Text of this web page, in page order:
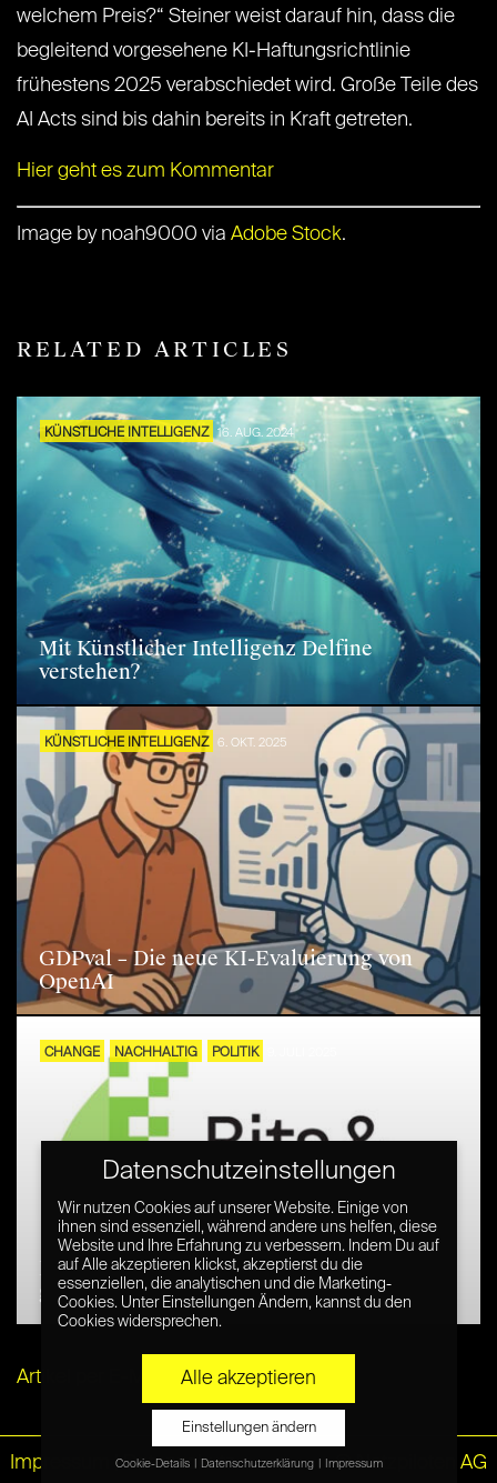
welchem Preis?“ Steiner weist darauf hin, dass die
begleitend vorgesehene KI-Haftungsrichtlinie
frühestens 2025 verabschiedet wird. Große Teile des
AI Acts sind bis dahin bereits in Kraft getreten.
Hier geht es zum Kommentar
Image by noah9000 via Adobe Stock.
RELATED ARTICLES
KÜNSTLICHE INTELLIGENZ 16. AUG. 2024
Mit Künstlicher Intelligenz Delfine
verstehen?
KÜNSTLICHE INTELLIGENZ 6. OKT. 2025
GDPval – Die neue KI-Evaluierung von
OpenAI
CHANGE NACHHALTIG POLITIK
Bits & Bäume: Gemeinsam zur sozial-
gerechten Digitalisierung
Artikel per E-Mail verschicken
Impressum |Datenschutz © Netzpiloten AG
Datenschutzeinstellungen
Wir nutzen Cookies auf unserer Website. Einige von
ihnen sind essenziell, während andere uns helfen, diese
Website und Ihre Erfahrung zu verbessern. Indem Du auf
auf Alle akzeptieren klickst, akzeptierst du die
essenziellen, die analytischen und die Marketing-
Cookies. Unter Einstellungen Ändern, kannst du den
Cookies widersprechen.
Alle akzeptieren
Einstellungen ändern
Cookie-Details Datenschutzerklärung Impressum